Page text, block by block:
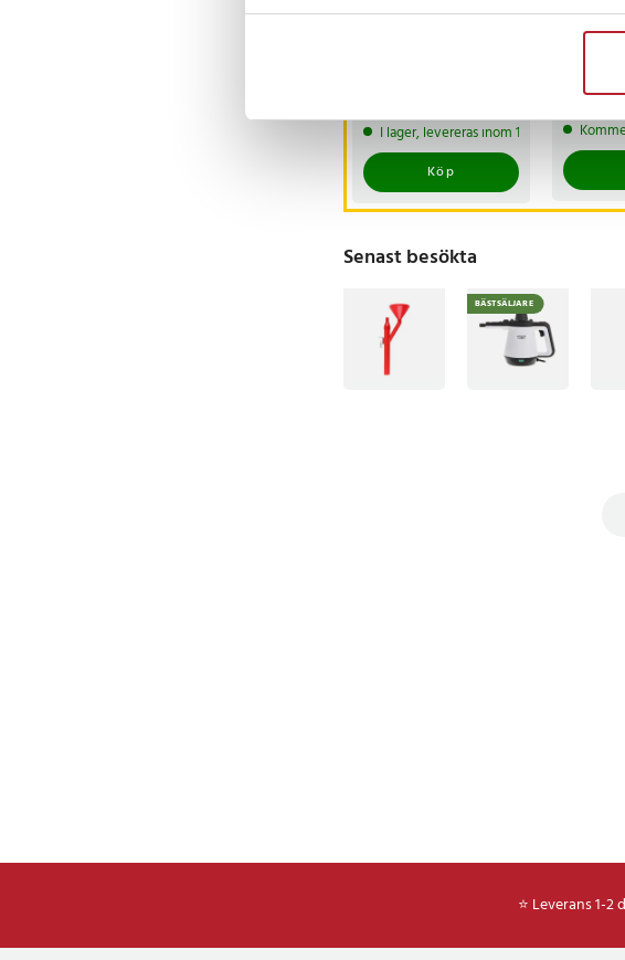
diagnosverktyg för bil
3 698 krTidigare pris:
3 999 kr
I lager, levereras inom 1-2 vardagar
Köp
mm
Senast besökta
BÄSTSÄLJARE
⭐ Leverans 1-2